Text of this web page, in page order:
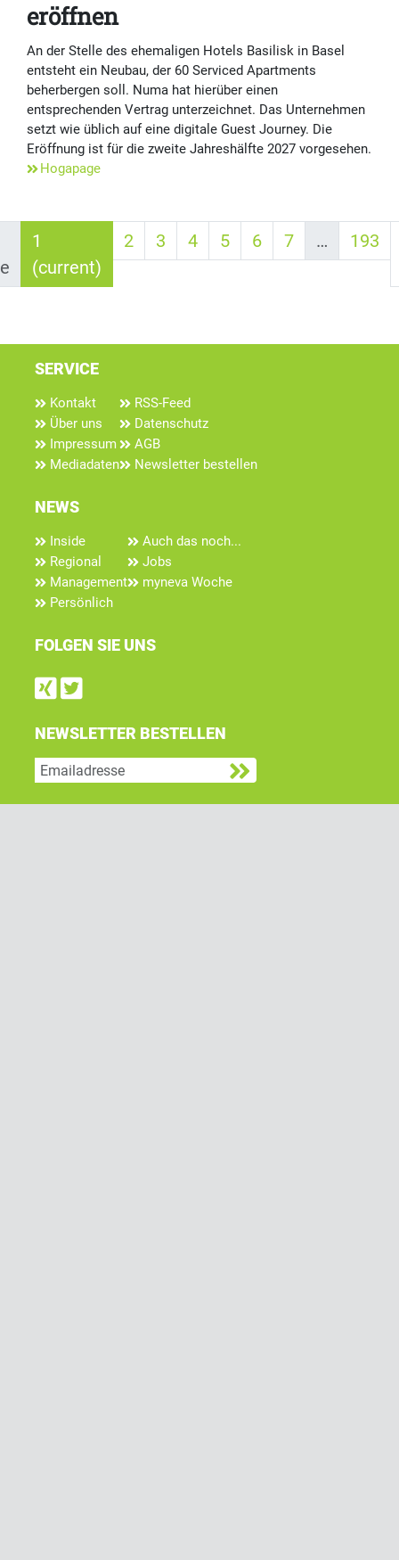
eröffnen
An der Stelle des ehemaligen Hotels Basilisk in Basel
entsteht ein Neubau, der 60 Serviced Apartments
beherbergen soll. Numa hat hierüber einen
entsprechenden Vertrag unterzeichnet. Das Unternehmen
setzt wie üblich auf eine digitale Guest Journey. Die
Eröffnung ist für die zweite Jahreshälfte 2027 vorgesehen.
Hogapage
1
(current)
2 3 4 5 6 7 … 193
SERVICE
Kontakt
Über uns
Impressum
Mediadaten
RSS-Feed
Datenschutz
AGB
Newsletter bestellen
NEWS
Inside
Regional
Management
Persönlich
Auch das noch...
Jobs
myneva Woche
FOLGEN SIE UNS
Find us on Xing
Follow us on Twitter
NEWSLETTER BESTELLEN